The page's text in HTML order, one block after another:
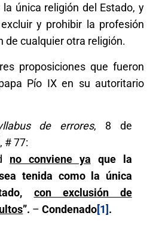
única religión del Estado, y
y prohibir la profesión
de cualquier otra religión.
proposiciones que fueron
Pío IX en su autoritario
de errores, 8 de
# 77:
no conviene ya que la
tenida como la única
con exclusión de
”. –Condenado[1].